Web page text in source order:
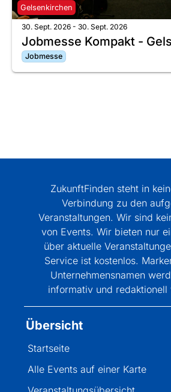
Gelsenkirchen
30. Sept. 2026 - 30. Sept. 2026
Jobmesse Kompakt -
Jobmesse
ZukunftFinden steht in
Verbindung zu den
Veranstaltungen. Wir sind
von Events. Wir bieten nur
über aktuelle
Service ist kostenlos.
Unternehmensnamen
informativ und redaktionell
Übersicht
Startseite
Alle Events auf einer Karte